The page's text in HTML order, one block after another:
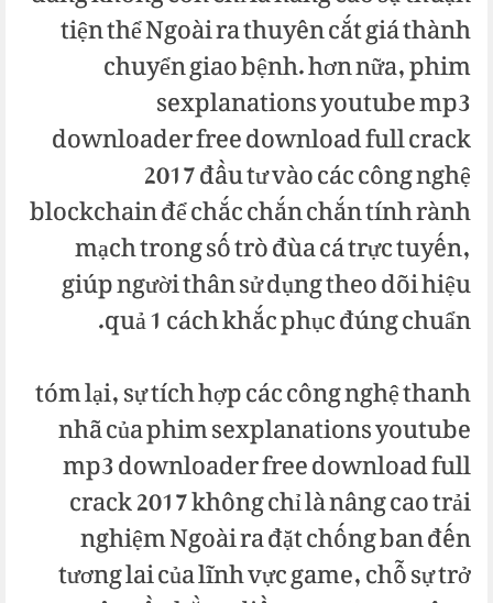
tiện thể Ngoài ra thuyên cắt giá thành
chuyển giao bệnh. hơn nữa, phim
sexplanations youtube mp3
downloader free download full crack
2017 đầu tư vào các công nghệ
blockchain để chắc chắn chắn tính rành
mạch trong số trò đùa cá trực tuyến,
giúp người thân sử dụng theo dõi hiệu
quả 1 cách khắc phục đúng chuẩn.
tóm lại, sự tích hợp các công nghệ thanh
nhã của phim sexplanations youtube
mp3 downloader free download full
crack 2017 không chỉ là nâng cao trải
nghiệm Ngoài ra đặt chống ban đến
tương lai của lĩnh vực game, chỗ sự trở